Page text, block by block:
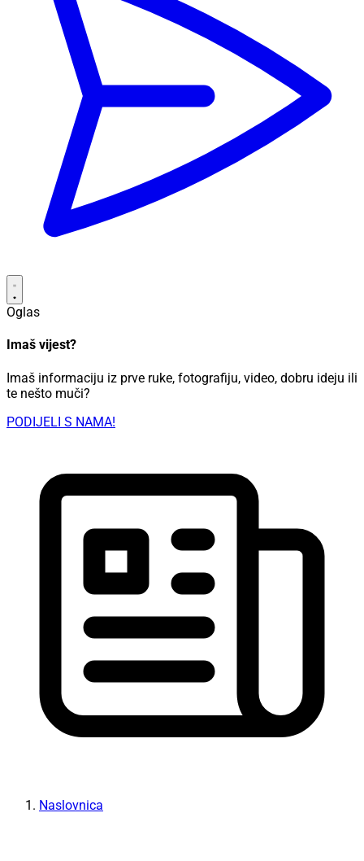
Oglas
Imaš vijest?
Imaš informaciju iz prve ruke, fotografiju, video, dobru ideju ili
te nešto muči?
PODIJELI S NAMA!
Naslovnica